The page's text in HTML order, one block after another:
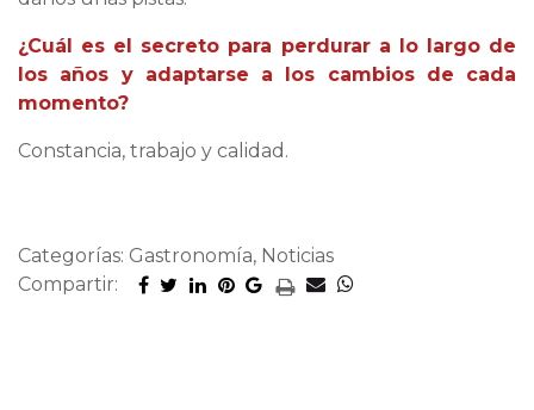
¿Cuál es el secreto para perdurar a lo largo de
los años y adaptarse a los cambios de cada
momento?
Constancia, trabajo y calidad.
Categorías: Gastronomía, Noticias
Compartir: